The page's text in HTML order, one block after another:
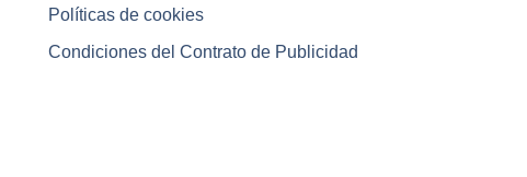
Políticas de cookies
Condiciones del Contrato de Publicidad